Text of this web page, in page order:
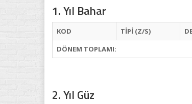
1. Yıl Bahar
KOD TİPİ (Z/S)
DÖNEM TOPLAMI:
2. Yıl Güz